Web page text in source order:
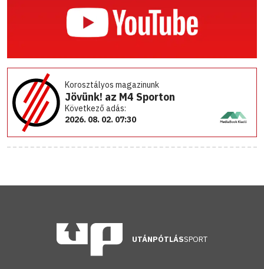
Korosztályos magazinunk
Jövünk! az M4 Sporton
Következő adás:
2026. 08. 02. 07:30
UTÁNPÓTLÁSSPORT